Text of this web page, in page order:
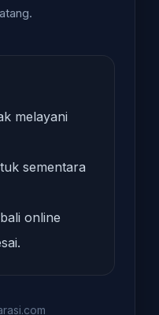
melayani
sementara
online